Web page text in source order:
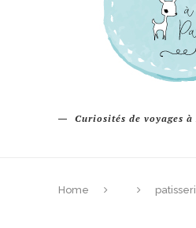
Curiosités de voyages
Home